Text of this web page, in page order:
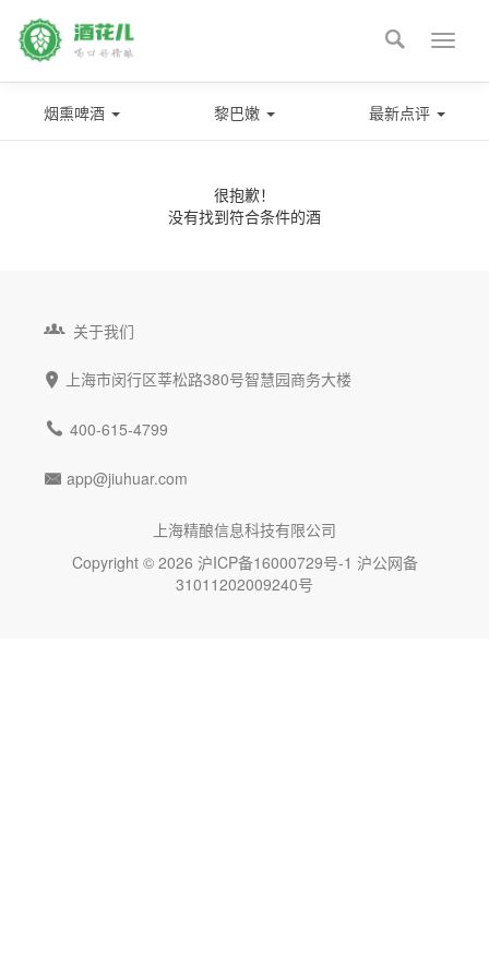
Toggle

烟熏啤酒 黎巴嫩 最新点评
很抱歉！
没有找到符合条件的酒
 关于我们
 上海市闵行区莘松路380号智慧园商务大楼
 400-615-4799
 app@jiuhuar.com
上海精酿信息科技有限公司
Copyright © 2026 沪ICP备16000729号-1 沪公网备
31011202009240号